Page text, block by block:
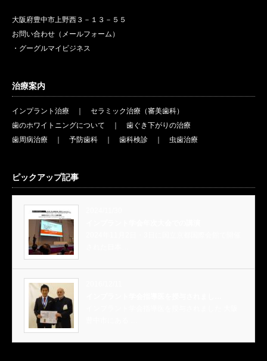
大阪府豊中市上野西３－１３－５５
お問い合わせ（メールフォーム）
・グーグルマイビジネス
治療案内
インプラント治療 ｜ セラミック治療（審美歯科）
歯のホワイトニングについて ｜ 歯ぐき下がりの治療
歯周病治療 ｜ 予防歯科 ｜ 歯科検診 ｜ 虫歯治療
ピックアップ記事